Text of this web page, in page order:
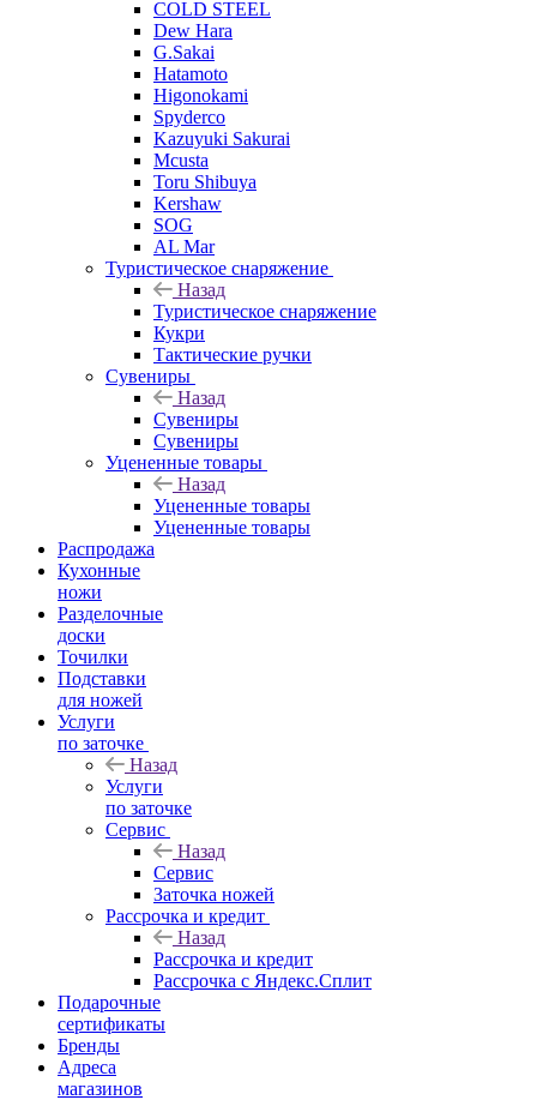
COLD STEEL
Dew Hara
G.Sakai
Hatamoto
Higonokami
Spyderco
Kazuyuki Sakurai
Mcusta
Toru Shibuya
Kershaw
SOG
AL Mar
Туристическое снаряжение
Назад
Туристическое снаряжение
Кукри
Тактические ручки
Сувениры
Назад
Сувениры
Сувениры
Уцененные товары
Назад
Уцененные товары
Уцененные товары
Распродажа
Кухонные
ножи
Разделочные
доски
Точилки
Подставки
для ножей
Услуги
по заточке
Назад
Услуги
по заточке
Сервис
Назад
Сервис
Заточка ножей
Рассрочка и кредит
Назад
Рассрочка и кредит
Рассрочка с Яндекс.Сплит
Подарочные
сертификаты
Бренды
Адреса
магазинов